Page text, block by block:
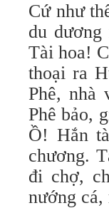
Cứ như
du
Tài hoa!
thoại ra
Phê, nhà
Phê bảo,
Ồ! Hắn
chương.
đi chợ,
nướng